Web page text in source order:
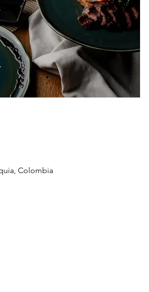
Colombia